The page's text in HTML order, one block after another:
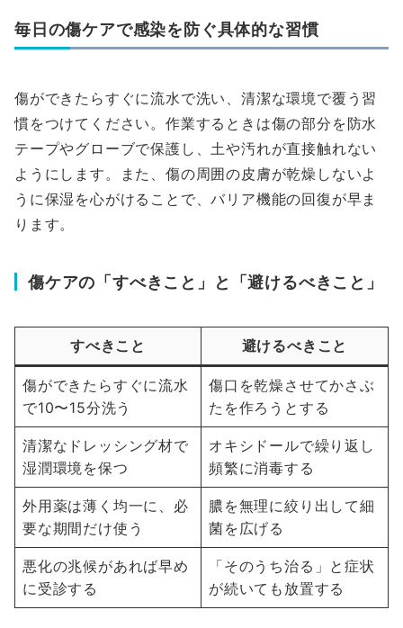
毎日の傷ケアで感染を防ぐ具体的な習慣
傷ができたらすぐに流水で洗い、清潔な環境で覆う習
慣をつけてください。作業するときは傷の部分を防水
テープやグローブで保護し、土や汚れが直接触れない
ようにします。また、傷の周囲の皮膚が乾燥しないよ
うに保湿を心がけることで、バリア機能の回復が早ま
ります。
傷ケアの「すべきこと」と「避けるべきこと」
すべきこと 避けるべきこと
傷ができたらすぐに流水
で10〜15分洗う
傷口を乾燥させてかさぶ
たを作ろうとする
清潔なドレッシング材で
湿潤環境を保つ
オキシドールで繰り返し
頻繁に消毒する
外用薬は薄く均一に、必
要な期間だけ使う
膿を無理に絞り出して細
菌を広げる
悪化の兆候があれば早め
に受診する
「そのうち治る」と症状
が続いても放置する